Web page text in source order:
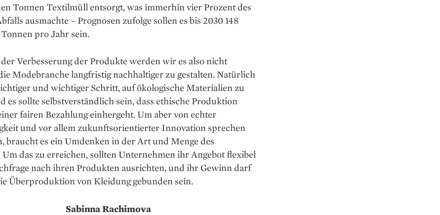
Tonnen Textilmüll entsorgt, was immerhin vier Prozent des
ausmachte – Prognosen zufolge sollen es bis 2030 148
pro Jahr sein.
Verbesserung der Produkte werden wir es also nicht
Modebranche langfristig nachhaltiger zu gestalten. Natürlich
und wichtiger Schritt, auf ökologische Materialien zu
es sollte selbstverständlich sein, dass ethische Produktion
fairen Bezahlung einhergeht. Um aber von echter
und vor allem zukunftsorientierter Innovation sprechen
braucht es ein Umdenken in der Art und Menge des
Um das zu erreichen, sollten Unternehmen ihr Angebot flexibel
nach ihren Produkten ausrichten, und ihr Gewinn darf
Überproduktion von Kleidung gebunden sein.
Sabinna Rachimova